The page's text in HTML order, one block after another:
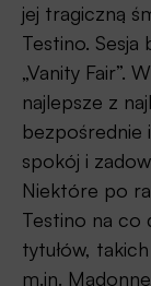
jej tragiczną
Testino. Sesja
„Vanity Fair”.
najlepsze z
bezpośrednie
spokój i
Niektóre po
Testino na co
tytułów,
m.in.